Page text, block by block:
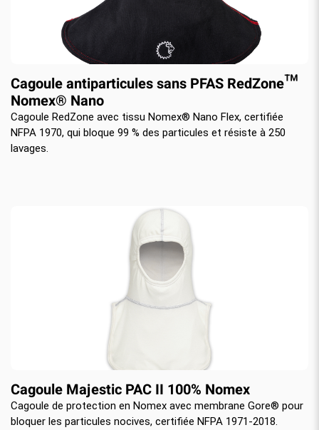
Cagoule antiparticules sans PFAS RedZone™
Nomex® Nano
Cagoule RedZone avec tissu Nomex® Nano Flex, certifiée
NFPA 1970, qui bloque 99 % des particules et résiste à 250
lavages.
Cagoule Majestic PAC II 100% Nomex
Cagoule de protection en Nomex avec membrane Gore® pour
bloquer les particules nocives, certifiée NFPA 1971-2018.